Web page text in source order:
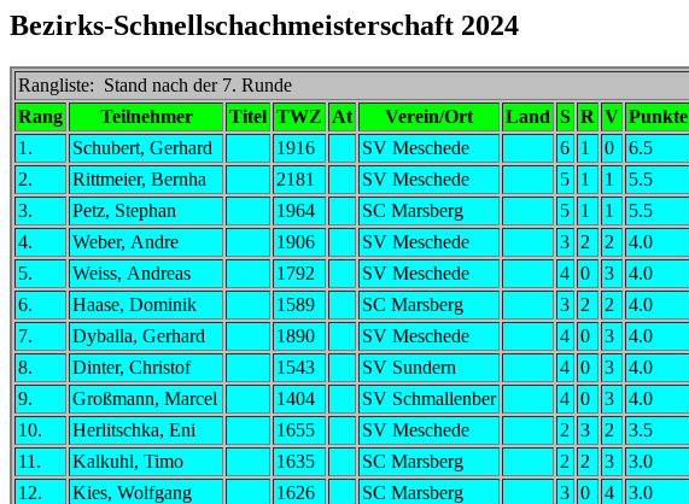
Bezirks-Schnellschachmeisterschaft 2024
Rangliste: Stand nach der 7. Runde
Rang
Teilnehmer Titel TWZ At Verein/Ort Land S R V Punkte
1.
Schubert, Gerhard 1916 SV Meschede 6 1 0 6.5
2.
Rittmeier, Bernha 2181 SV Meschede 5 1 1 5.5
3.
Petz, Stephan 1964 SC Marsberg 5 1 1 5.5
4.
Weber, Andre 1906 SV Meschede 3 2 2 4.0
5.
Weiss, Andreas 1792 SV Meschede 4 0 3 4.0
6.
Haase, Dominik 1589 SC Marsberg 3 2 2 4.0
7.
Dyballa, Gerhard 1890 SV Meschede 4 0 3 4.0
8.
Dinter, Christof 1543 SV Sundern 4 0 3 4.0
9.
Großmann, Marcel 1404 SV Schmallenber 4 0 3 4.0
10.
Herlitschka, Eni 1655 SV Meschede 2 3 2 3.5
11.
Kalkuhl, Timo 1635 SC Marsberg 2 2 3 3.0
12.
Kies, Wolfgang 1626 SC Marsberg 3 0 4 3.0